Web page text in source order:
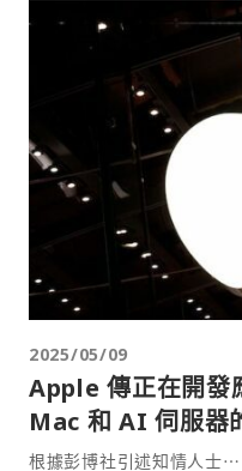
2025/05/09
Apple 傳正在開發
Mac 和 AI 伺服器
根據彭博社引述知情人士⋯